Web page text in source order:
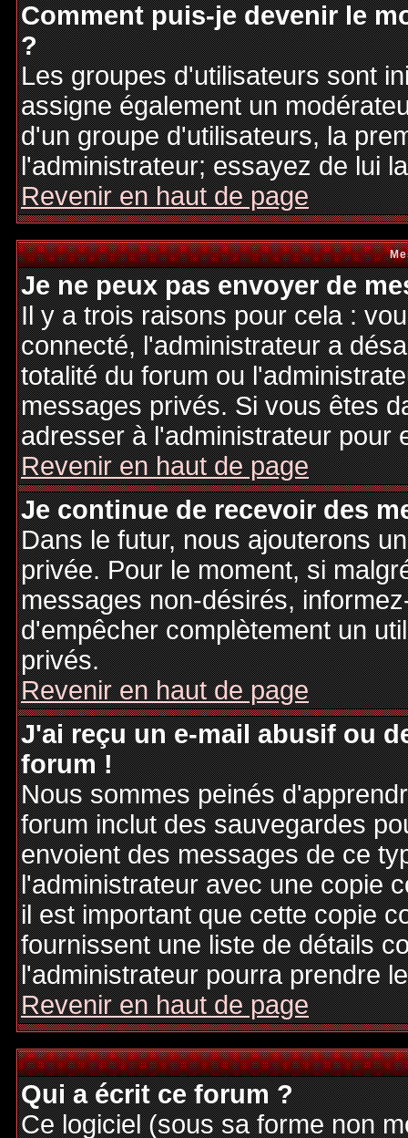
Comment puis-je devenir le
?
Les groupes d'utilisateurs sont
assigne également un
d'un groupe d'utilisateurs, la
l'administrateur; essayez de lui
Revenir en haut de page
Je ne peux pas envoyer de
Il y a trois raisons pour cela :
connecté, l'administrateur a
totalité du forum ou
messages privés. Si vous êtes
adresser à l'administrateur pour
Revenir en haut de page
Je continue de recevoir des
Dans le futur, nous ajouterons
privée. Pour le moment, si
messages non-désirés,
d'empêcher complètement un
privés.
Revenir en haut de page
J'ai reçu un e-mail abusif ou
forum !
Nous sommes peinés
forum inclut des sauvegardes
envoient des messages de ce
l'administrateur avec une copie
il est important que cette copie
fournissent une liste de détails
l'administrateur pourra prendre
Revenir en haut de page
Qui a écrit ce forum ?
Ce logiciel (sous sa forme non